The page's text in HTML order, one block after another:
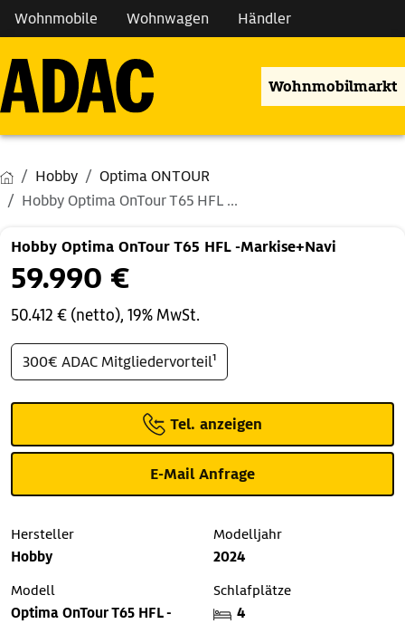
Wohnmobile Wohnwagen Händler
Wohnmobilmarkt
Hobby
Optima ONTOUR
Hobby Optima OnTour T65 HFL ...
Hobby Optima OnTour T65 HFL -Markise+Navi
59.990 €
50.412 € (netto), 19% MwSt.
300€ ADAC Mitgliedervorteil¹
Tel. anzeigen
E-Mail Anfrage
Hersteller
Hobby
Modelljahr
2024
Modell
Optima OnTour T65 HFL -
Schlafplätze
4